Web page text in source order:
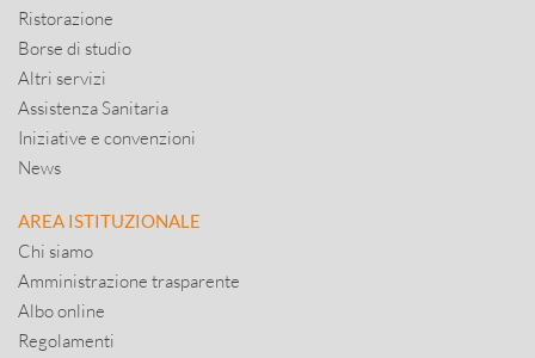
Ristorazione
Borse di studio
Altri servizi
Assistenza Sanitaria
Iniziative e convenzioni
News
AREA ISTITUZIONALE
Chi siamo
Amministrazione trasparente
Albo online
Regolamenti